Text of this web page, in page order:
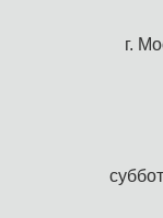
г.